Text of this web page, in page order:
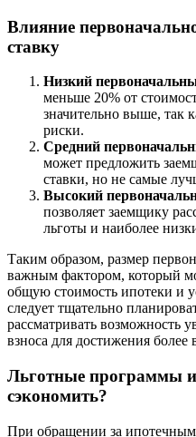
Влияние
ставку
Низкий
меньше 20% от
значительно выше, так
риски.
Средний
может предложить
ставки, но не самые
Высокий
позволяет заемщику
льготы и наиболее
Таким образом, размер
важным фактором, который
общую стоимость ипотеки и
следует тщательно
рассматривать возможность
взноса для достижения
Льготные программы
сэкономить?
При обращении за